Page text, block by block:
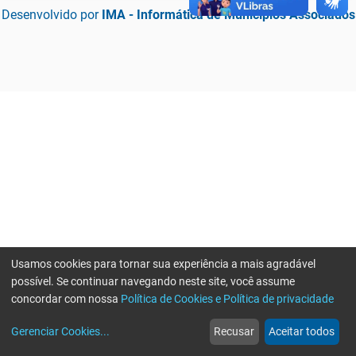
Desenvolvido por IMA - Informática de Municípios Associados
web
Notícias
more_horiz
Mais
Usamos cookies para tornar sua experiência a mais agradável
possível. Se continuar navegando neste site, você assume
concordar com nossa Política de Cookies e Política de privacidade
Gerenciar Cookies... Recusar Aceitar todos
Erro ao enviar informações, por favor tente novamente